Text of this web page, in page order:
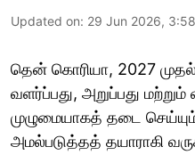
Updated on: 29 Jun 2026,
தென் கொரியா, 2027
வளர்ப்பது, அறுப்பது
முழுமையாகத் தடை
அமல்படுத்தத் தயாராகி